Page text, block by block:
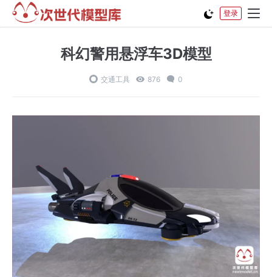
登录
科幻警用悬浮车3D模型
交通工具 876 0